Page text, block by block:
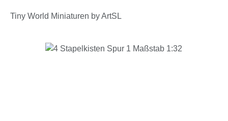
Tiny World Miniaturen by ArtSL
Bildergalerie überspringen